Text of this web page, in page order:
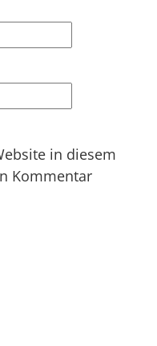
in diesem
Kommentar